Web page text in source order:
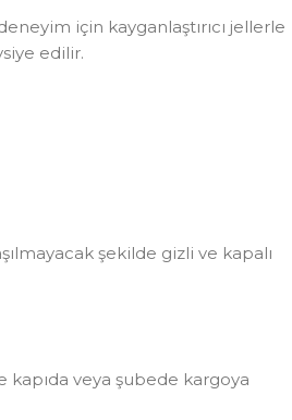
için kayganlaştırıcı jellerle
edilir.
şekilde gizli ve kapalı
kapıda veya şubede kargoya